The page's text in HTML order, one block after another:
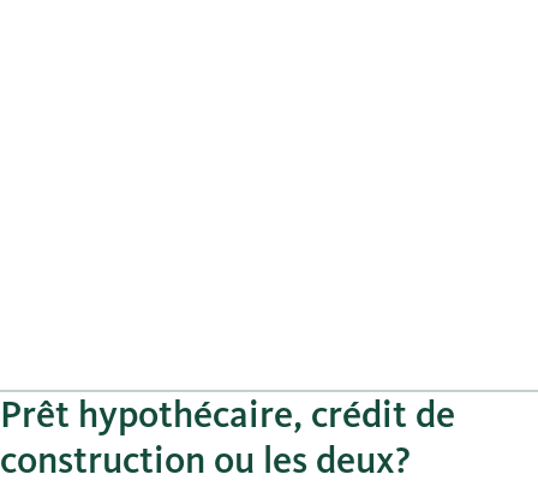
Prêt hypothécaire, crédit de
construction ou les deux?